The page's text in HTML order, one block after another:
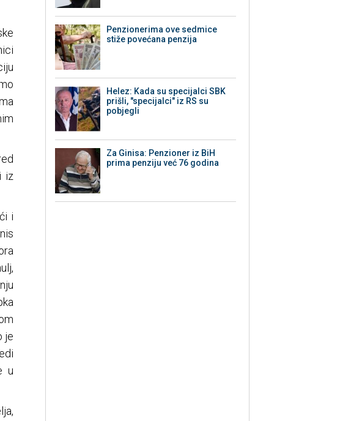
iz
i
je
u
Penzionerima ove sedmice
stiže povećana penzija
Helez: Kada su specijalci SBK
prišli, "specijalci" iz RS su
pobjegli
Za Ginisa: Penzioner iz BiH
prima penziju već 76 godina